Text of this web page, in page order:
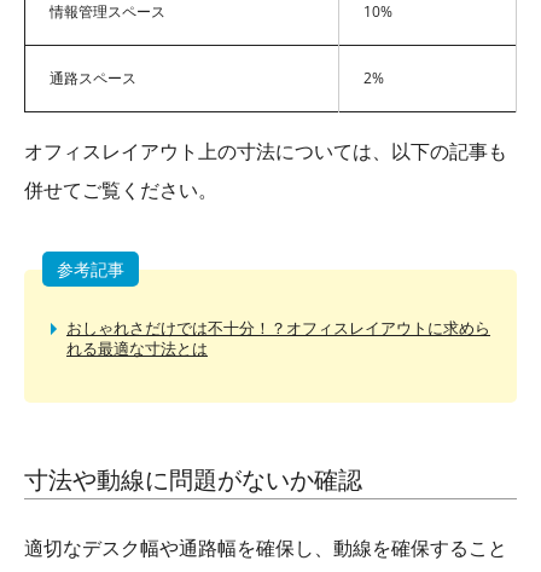
情報管理スペース 10%
通路スペース 2%
オフィスレイアウト上の寸法については、以下の記事も
併せてご覧ください。
参考記事
おしゃれさだけでは不十分！？オフィスレイアウトに求めら
れる最適な寸法とは
寸法や動線に問題がないか確認
適切なデスク幅や通路幅を確保し、動線を確保すること